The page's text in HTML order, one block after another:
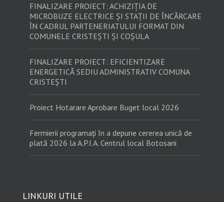
FINALIZARE PROIECT: ACHIZIȚIA DE
MICROBUZE ELECTRICE ȘI STAȚII DE ÎNCĂRCARE
ÎN CADRUL PARTENERIATULUI FORMAT DIN
COMUNELE CRISTEȘTI ȘI COȘULA
FINALIZARE PROIECT: EFICIENTIZARE
ENERGETICĂ SEDIU ADMINISTRATIV COMUNA
CRISTEȘTI
Proiect Hotarare Aprobare Buget local 2026
Fermierii programați în a depune cererea unică de
plată 2026 la A.P.I.A. Centrul local Botosani
LINKURI UTILE